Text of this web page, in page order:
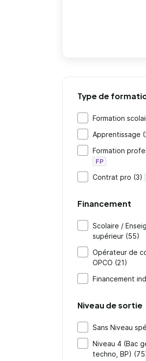
Type de
Formation
Apprentissage
Formation
FP
Contrat pro (3)
Financement
Scolaire /
supérieur (55)
Opérateur de
OPCO (21)
Financement
Niveau de sortie
Sans Niveau
Niveau 4 (Bac
techno, BP)